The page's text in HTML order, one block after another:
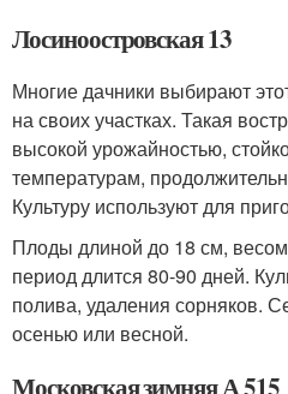
Лосиноостровская 13
Многие дачники выбирают
на своих участках. Такая
высокой урожайностью,
температурам,
Культуру используют для
Плоды длиной до 18 см,
период длится 80-90 дней.
полива, удаления сорняков.
осенью или весной.
Московская зимняя А 515